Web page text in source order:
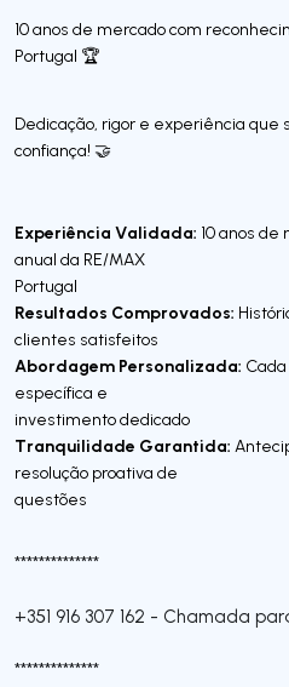
10 anos de mercado com
Portugal 🏆
Dedicação, rigor e experiência
confiança! 🤝
Experiência Validada: 10 anos
anual da RE/MAX
Portugal
Resultados Comprovados:
clientes satisfeitos
Abordagem Personalizada:
específica e
investimento dedicado
Tranquilidade Garantida:
resolução proativa de
questões
**************
+351 916 307 162 - Chamada
**************